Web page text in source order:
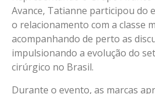
Avance, Tatianne participou do
o relacionamento com a classe
acompanhando de perto as
impulsionando a evolução do
cirúrgico no Brasil.
Durante o evento, as marcas